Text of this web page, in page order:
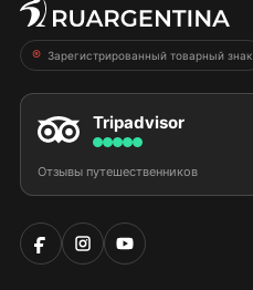
Зарегистрированный товарный знак
Tripadvisor
Отзывы путешественников